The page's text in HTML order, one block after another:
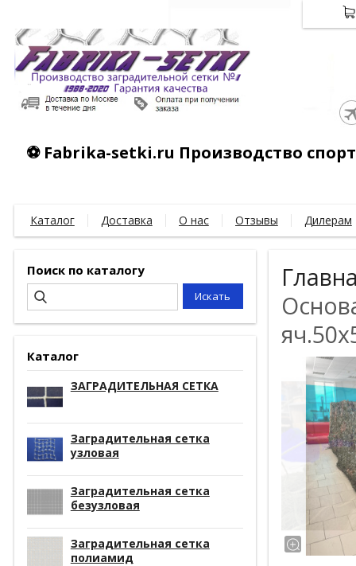
⚽ Fabrika-setki.ru Производство
Каталог Доставка О нас Отзывы Дилерам
Поиск по каталогу
Каталог
ЗАГРАДИТЕЛЬНАЯ СЕТКА
Заградительная сетка
узловая
Заградительная сетка
безузловая
Заградительная сетка
полиамид